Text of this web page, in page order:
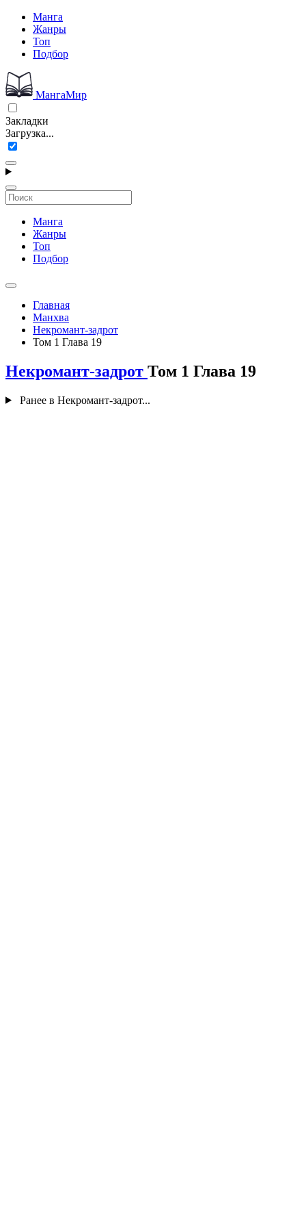
Манга
Жанры
Топ
Подбор
МангаМир
Закладки
Загрузка...
Манга
Жанры
Топ
Подбор
Главная
Манхва
Некромант-задрот
Том 1 Глава 19
Некромант-задрот Том 1 Глава 19
Ранее в Некромант-задрот...